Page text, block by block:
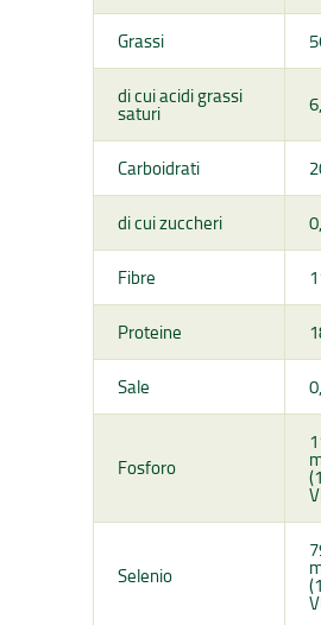
Grassi
di cui acidi grassi
saturi
Carboidrati
di cui zuccheri
Fibre
Proteine
Sale
Fosforo
Selenio